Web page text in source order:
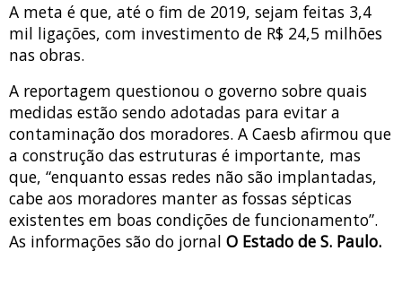
A meta é que, até o fim de 2019, sejam feitas 3,4
mil ligações, com investimento de R$ 24,5 milhões
nas obras.
A reportagem questionou o governo sobre quais
medidas estão sendo adotadas para evitar a
contaminação dos moradores. A Caesb afirmou que
a construção das estruturas é importante, mas
que, “enquanto essas redes não são implantadas,
cabe aos moradores manter as fossas sépticas
existentes em boas condições de funcionamento”.
As informações são do jornal O Estado de S. Paulo.